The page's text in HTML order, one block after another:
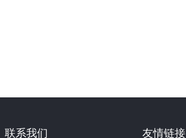
友情链接
联系我们